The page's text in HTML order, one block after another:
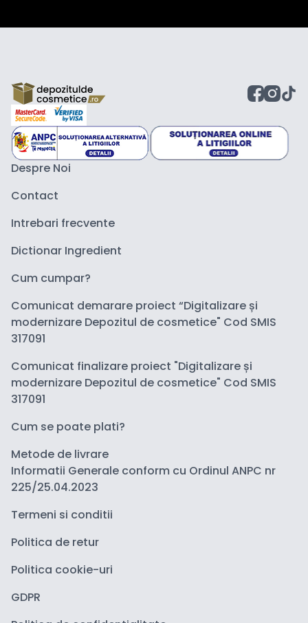
Despre Noi
Contact
Intrebari frecvente
Dictionar Ingredient
Cum cumpar?
Comunicat demarare proiect “Digitalizare și
modernizare Depozitul de cosmetice" Cod SMIS
317091
Comunicat finalizare proiect "Digitalizare și
modernizare Depozitul de cosmetice" Cod SMIS
317091
Cum se poate plati?
Metode de livrare
Informatii Generale conform cu Ordinul ANPC nr
225/25.04.2023
Termeni si conditii
Politica de retur
Politica cookie-uri
GDPR